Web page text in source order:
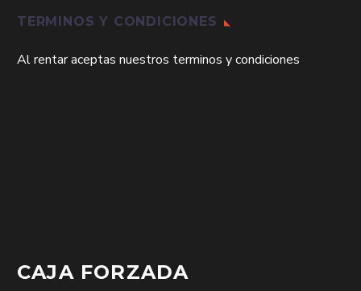
TERMINOS Y CONDICIONES
Al rentar aceptas nuestros terminos y condiciones
CAJA FORZADA